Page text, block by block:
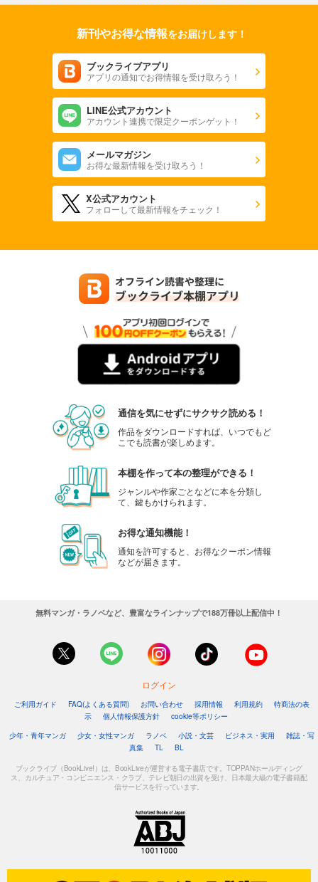
新刊やお得な情報をお届けします！
ブックライブアプリ
アプリの通知でお得情報を受け取ろう！
LINE公式アカウント
アカウント連携で限定クーポンゲット！
メールマガジン
お得な最新情報を受け取ろう！
X公式アカウント
フォローして最新情報をチェック！
通信を気にせずにサクサク読める！
作品をダウンロードすれば、いつでもど
こでも読書が楽しめます。
本棚を作って本の整理ができる！
ジャンルや作家ごとなどに本を分類し
て、鍵もかけられます。
お得な通知機能！
通知を許可すると、お得なクーポン情報
などが届きます。
無料マンガ・ラノベなど、豊富なラインナップで188万冊以上配信中！
ログイン
ご利用ガイド FAQ(よくある質問) お問い合わせ 採用情報 利用規約
特商法の表
示
個人情報保護方針
cookie等ポリシー
少年・青年マンガ
少女・女性マンガ ラノベ 小説・文芸 ビジネス・実用
雑誌・写
真集
TL BL
ブックライブ（BookLive!）は、BookLiveが運営する電子書店です。TOPPANホールディング
ス、カルチュア・コンビニエンス・クラブ、テレビ朝日の出資を受け、日本最大級の電子書籍配
信サービスを行っています。